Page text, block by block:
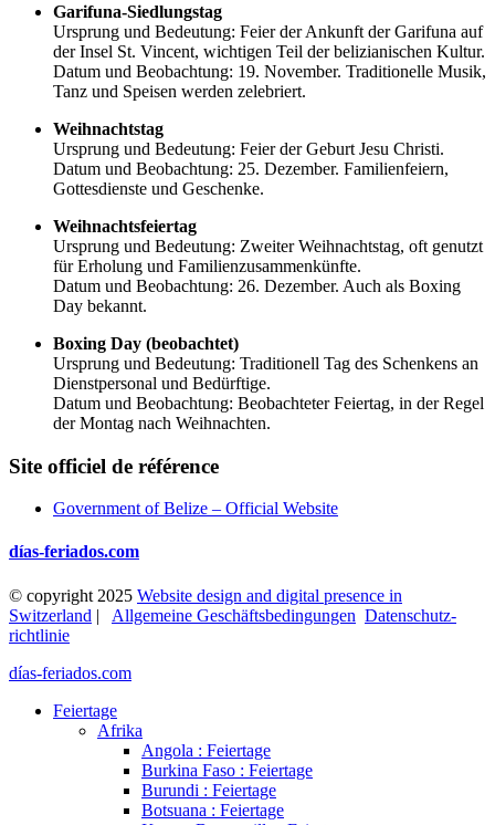
Garifuna-Siedlungstag
Ursprung und Bedeutung: Feier der Ankunft der Garifuna auf
der Insel St. Vincent, wichtigen Teil der belizianischen Kultur.
Datum und Beobachtung: 19. November. Traditionelle Musik,
Tanz und Speisen werden zelebriert.
Weihnachtstag
Ursprung und Bedeutung: Feier der Geburt Jesu Christi.
Datum und Beobachtung: 25. Dezember. Familienfeiern,
Gottesdienste und Geschenke.
Weihnachtsfeiertag
Ursprung und Bedeutung: Zweiter Weihnachtstag, oft genutzt
für Erholung und Familienzusammenkünfte.
Datum und Beobachtung: 26. Dezember. Auch als Boxing
Day bekannt.
Boxing Day (beobachtet)
Ursprung und Bedeutung: Traditionell Tag des Schenkens an
Dienstpersonal und Bedürftige.
Datum und Beobachtung: Beobachteter Feiertag, in der Regel
der Montag nach Weihnachten.
Site officiel de référence
Government of Belize – Official Website
días-feriados.com
© copyright 2025 Website design and digital presence in
Switzerland | Allgemeine Geschäftsbedingungen Datenschutz­
richtlinie
días-feriados.com
Feiertage
Afrika
Angola : Feiertage
Burkina Faso : Feiertage
Burundi : Feiertage
Botsuana : Feiertage